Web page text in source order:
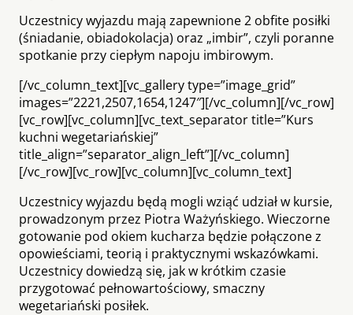
Uczestnicy wyjazdu mają zapewnione 2 obfite posiłki
(śniadanie, obiadokolacja) oraz „imbir”, czyli poranne
spotkanie przy ciepłym napoju imbirowym.
[/vc_column_text][vc_gallery type=”image_grid”
images=”2221,2507,1654,1247″][/vc_column][/vc_row]
[vc_row][vc_column][vc_text_separator title=”Kurs
kuchni wegetariańskiej”
title_align=”separator_align_left”][/vc_column]
[/vc_row][vc_row][vc_column][vc_column_text]
Uczestnicy wyjazdu będą mogli wziąć udział w kursie,
prowadzonym przez Piotra Ważyńskiego. Wieczorne
gotowanie pod okiem kucharza będzie połączone z
opowieściami, teorią i praktycznymi wskazówkami.
Uczestnicy dowiedzą się, jak w krótkim czasie
przygotować pełnowartościowy, smaczny
wegetariański posiłek.